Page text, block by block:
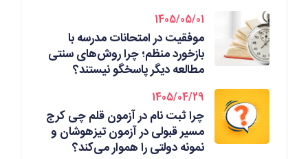
1405/05/01
موفقیت در امتحانات مدرسه با
بازخورد منظم؛ چرا روش‌های سنتی
مطالعه دیگر پاسخگو نیستند؟
1405/04/29
چرا ثبت نام در آزمون قلم چی کرج
مسیر قبولی در آزمون تیزهوشان و
نمونه دولتی را هموار می‌کند؟